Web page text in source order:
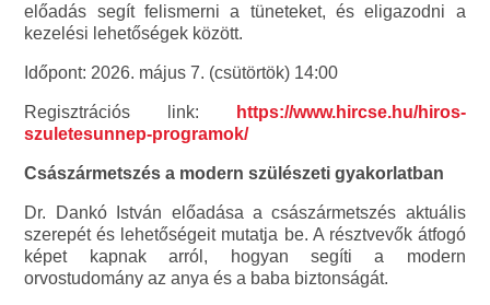
előadás segít felismerni a tüneteket, és eligazodni a
kezelési lehetőségek között.
Időpont: 2026. május 7. (csütörtök) 14:00
Regisztrációs link:
https://www.hircse.hu/hiros-
szuletesunnep-programok/
Császármetszés a modern szülészeti gyakorlatban
Dr. Dankó István előadása a császármetszés aktuális
szerepét és lehetőségeit mutatja be. A résztvevők átfogó
képet kapnak arról, hogyan segíti a modern
orvostudomány az anya és a baba biztonságát.